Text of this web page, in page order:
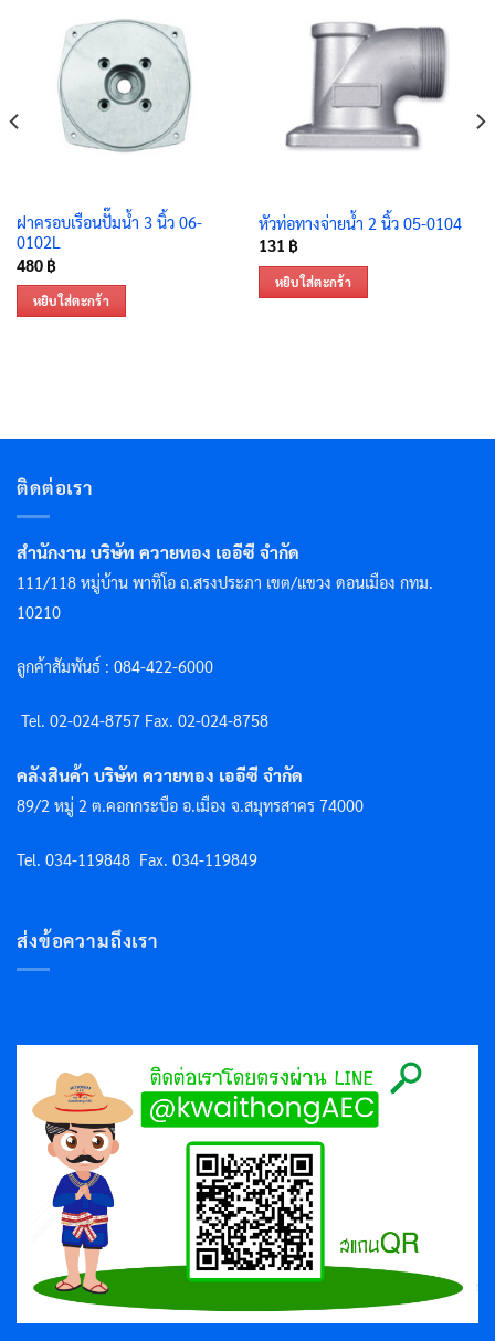
ฝาครอบเรือนปั๊มน้ำ 3 นิ้ว 06-
0102L
480 ฿
หยิบใส่ตะกร้า
หัวท่อทางจ่ายน้ำ 2 นิ้ว 05-0104
131 ฿
หยิบใส่ตะกร้า
ติดต่อเรา
สำนักงาน บริษัท ควายทอง เออีซี จำกัด
111/118 หมู่บ้าน พาทิโอ ถ.สรงประภา เขต/แขวง ดอนเมือง กทม.
10210
ลูกค้าสัมพันธ์ : 084-422-6000
Tel. 02-024-8757 Fax. 02-024-8758
คลังสินค้า บริษัท ควายทอง เออีซี จำกัด
89/2 หมู่ 2 ต.คอกกระบือ อ.เมือง จ.สมุทรสาคร 74000
Tel. 034-119848 Fax. 034-119849
ส่งข้อความถึงเรา